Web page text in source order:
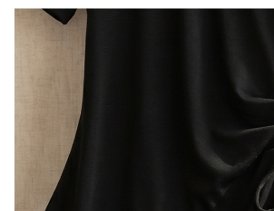
４．使用「AFTEE先享後付」時，將依據個別帳號
時審查核予不同之上限額度；若仍有額度不足之情形
５．嚴禁一人註冊多個帳號或使用他人資訊註冊。若
恩沛科技股份有限公司將有權停止該用戶之使用額
每筆NT$70，滿NT$699(含以上)免運費
離島-郵局寄送
每筆NT$90，滿NT$699(含以上)免運費